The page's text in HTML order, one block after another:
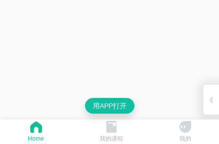
Home 我的课程 我的
用APP打开